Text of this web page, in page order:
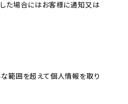
た場合にはお客様に通知又は
範囲を超えて個人情報を取り